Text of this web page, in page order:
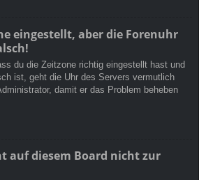
eingestellt, aber die Forenuhr
du die Zeitzone richtig eingestellt hast und
ist, geht die Uhr des Servers vermutlich
damit er das Problem beheben
auf diesem Board nicht zur